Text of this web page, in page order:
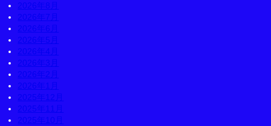
2026年8月
2026年7月
2026年6月
2026年5月
2026年4月
2026年3月
2026年2月
2026年1月
2025年12月
2025年11月
2025年10月